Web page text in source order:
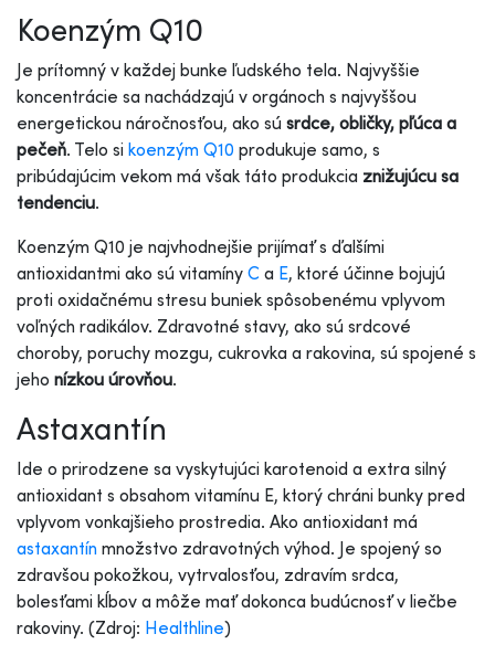
Koenzým Q10
Je prítomný v každej bunke ľudského tela. Najvyššie
koncentrácie sa nachádzajú v orgánoch s najvyššou
energetickou náročnosťou, ako sú srdce, obličky, pľúca a
pečeň. Telo si koenzým Q10 produkuje samo, s
pribúdajúcim vekom má však táto produkcia znižujúcu sa
tendenciu.
Koenzým Q10 je najvhodnejšie prijímať s ďalšími
antioxidantmi ako sú vitamíny C a E, ktoré účinne bojujú
proti oxidačnému stresu buniek spôsobenému vplyvom
voľných radikálov. Zdravotné stavy, ako sú srdcové
choroby, poruchy mozgu, cukrovka a rakovina, sú spojené s
jeho nízkou úrovňou.
Astaxantín
Ide o prirodzene sa vyskytujúci karotenoid a extra silný
antioxidant s obsahom vitamínu E, ktorý chráni bunky pred
vplyvom vonkajšieho prostredia. Ako antioxidant má
astaxantín množstvo zdravotných výhod. Je spojený so
zdravšou pokožkou, vytrvalosťou, zdravím srdca,
bolesťami kĺbov a môže mať dokonca budúcnosť v liečbe
rakoviny. (Zdroj: Healthline)